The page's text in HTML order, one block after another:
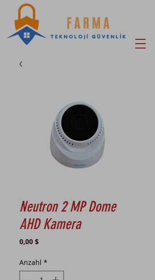
Neutron 2 MP Dome
AHD Kamera
0,00 $Preis
Anzahl *